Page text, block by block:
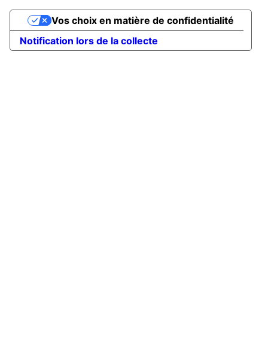
Notification lors de la collecte
Vos choix en matière de confidentialité